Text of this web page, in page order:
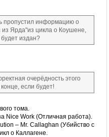
пропустил информацию о
Ярда"из цикла о Коушене,
издан?
очерёдность этого
если будет!
тома.
Nice Work (Отличная работа).
– Mr. Callaghan (Убийство с
о Каллагене.